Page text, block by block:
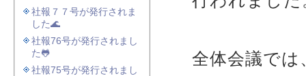
全体会議では
社報７７号が発行されま
した🌊
社報76号が発行されまし
た🐸
社報75号が発行されまし